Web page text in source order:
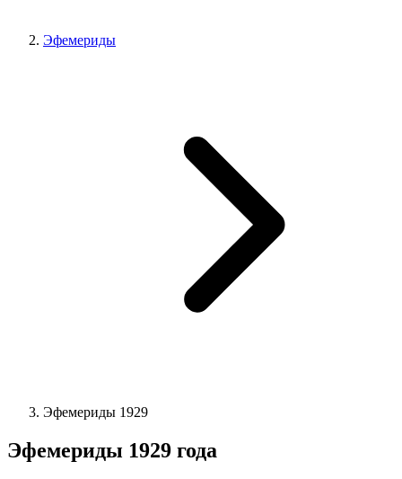
Эфемериды
Эфемериды 1929
Эфемериды 1929 года